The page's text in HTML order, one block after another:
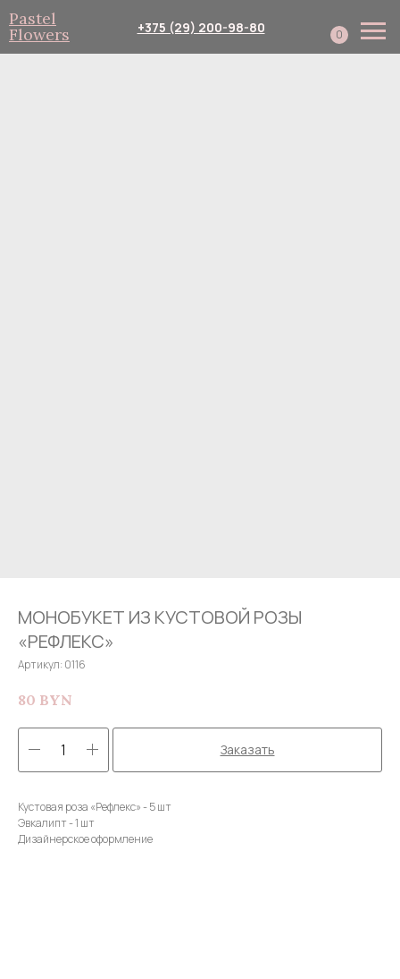
0
+375 (29) 200-98-80
Pastel
Flowers
МОНОБУКЕТ ИЗ КУСТОВОЙ РОЗЫ
«РЕФЛЕКС»
Артикул: 0116
80 BYN
Заказать
Кустовая роза «Рефлекс» - 5 шт
Эвкалипт - 1 шт
Дизайнерское оформление